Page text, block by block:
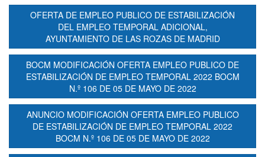
OFERTA DE EMPLEO PUBLICO DE ESTABILIZACIÓN
DEL EMPLEO TEMPORAL ADICIONAL,
AYUNTAMIENTO DE LAS ROZAS DE MADRID
BOCM MODIFICACIÓN OFERTA EMPLEO PUBLICO DE
ESTABILIZACIÓN DE EMPLEO TEMPORAL 2022 BOCM
N.º 106 DE 05 DE MAYO DE 2022
ANUNCIO MODIFICACIÓN OFERTA EMPLEO PUBLICO
DE ESTABILIZACIÓN DE EMPLEO TEMPORAL 2022
BOCM N.º 106 DE 05 DE MAYO DE 2022